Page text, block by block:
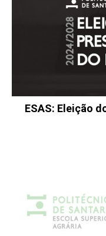
ESAS: Eleição